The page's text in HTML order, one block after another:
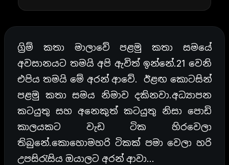
ග්‍රිම් කතා මාලාවේ පළමු කතා සමයේ
අවසානයට තමයි අපි ඇවිත් ඉන්නේ.21 වෙනි
එපිය තමයි මේ අරන් ආවේ. ඊළඟ කොටසින්
පළමු කතා සමය නිමාව දකිනවා.අධ්‍යාපන
කටයුතු සහ අනෙකුත් කටයුතු නිසා පොඩි
කාලයකට වැඩ ටික හිරවෙලා
තිබුනේ.කොහොමහරි ටිකක් පමා වෙලා හරි
උපසිරැසිය ඔයාලට අරන් ආවා…